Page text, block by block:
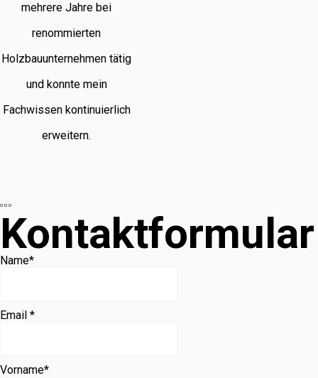
mehrere Jahre bei
renommierten
Holzbauunternehmen tätig
und konnte mein
Fachwissen kontinuierlich
erweitern.
Kontaktformular
Name*
Email *
Vorname*